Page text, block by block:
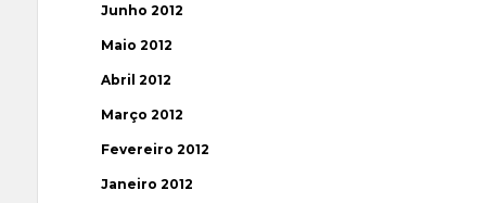
Junho 2012
Maio 2012
Abril 2012
Março 2012
Fevereiro 2012
Janeiro 2012